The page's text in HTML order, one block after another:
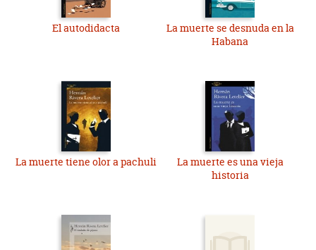
El autodidacta
La muerte se desnuda en la
Habana
La muerte tiene olor a pachuli
La muerte es una vieja
historia